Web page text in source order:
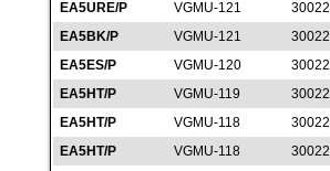
EA5URE/P
VGMU-121 30022
EA5BK/P
VGMU-121 30022
EA5ES/P
VGMU-120 30022
EA5HT/P
VGMU-119 30022
EA5HT/P
VGMU-118 30022
EA5HT/P
VGMU-118 30022